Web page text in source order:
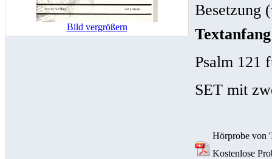
Bild vergrößern
Besetzung
Psalm 121
SET mit
Hörprobe von
Kostenlose